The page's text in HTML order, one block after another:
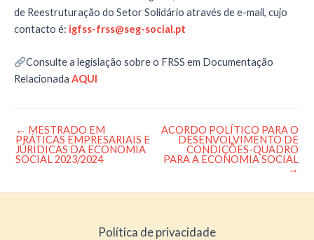
de Reestruturação do Setor Solidário através de e-mail, cujo
contacto é: igfss-frss@seg-social.pt
Consulte a legislação sobre o FRSS em Documentação
Relacionada AQUI
Post
navigation
← MESTRADO EM
PRÁTICAS EMPRESARIAIS E
JÚRIDICAS DA ECONOMIA
SOCIAL 2023/2024
ACORDO POLÍTICO PARA O
DESENVOLVIMENTO DE
CONDIÇÕES-QUADRO
PARA A ECONOMIA SOCIAL
→
Política de privacidade